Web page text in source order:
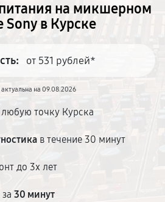
на микшерном
Sony в Курске
от 531 рублей*
на 09.08.2026
точку Курска
в течение 30 минут
до 3х лет
30 минут